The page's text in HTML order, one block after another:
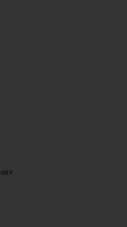
МИНИ-ЮБКА ZOEY
AMARA